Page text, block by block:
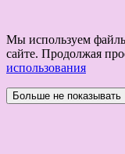
Мы используем
сайте. Продолжая
использования
Больше не показывать